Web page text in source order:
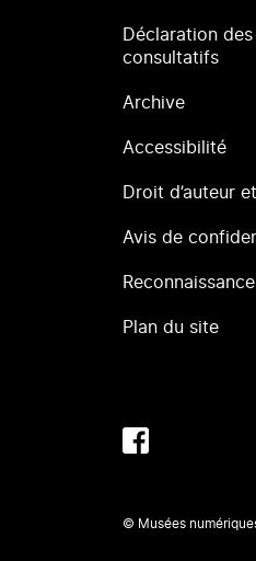
Déclaration
consultatifs
Archive
Accessibilité
Droit d’auteur
Avis de
Plan du site
© Musées